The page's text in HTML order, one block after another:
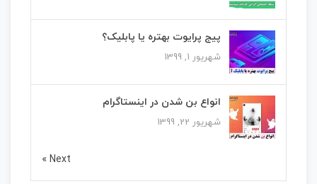
پیج پرایوت بهتره یا پابلیک؟
شهریور 1, 1399
انواع بن شدن در اینستاگرام
شهریور 22, 1399
Next »